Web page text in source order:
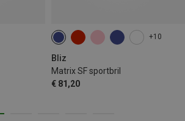
+10
Bliz
Matrix SF sportbril
€ 81,20